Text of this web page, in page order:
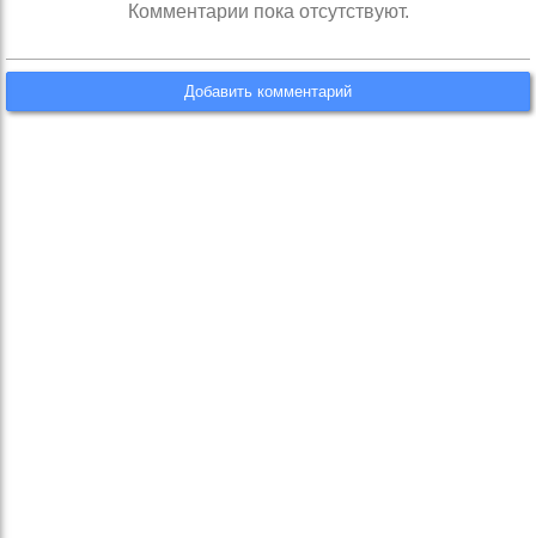
Комментарии пока отсутствуют.
Добавить комментарий